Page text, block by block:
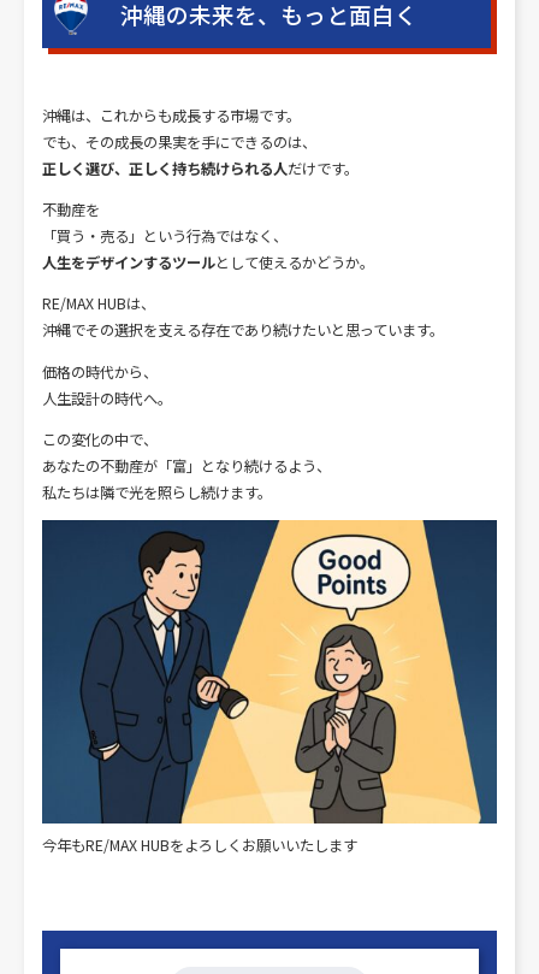
沖縄の未来を、もっと面白く
沖縄は、これからも成長する市場です。
でも、その成長の果実を手にできるのは、
正しく選び、正しく持ち続けられる人だけです。
不動産を
「買う・売る」という行為ではなく、
人生をデザインするツールとして使えるかどうか。
RE/MAX HUBは、
沖縄でその選択を支える存在であり続けたいと思っています。
価格の時代から、
人生設計の時代へ。
この変化の中で、
あなたの不動産が「富」となり続けるよう、
私たちは隣で光を照らし続けます。
今年もRE/MAX HUBをよろしくお願いいたします